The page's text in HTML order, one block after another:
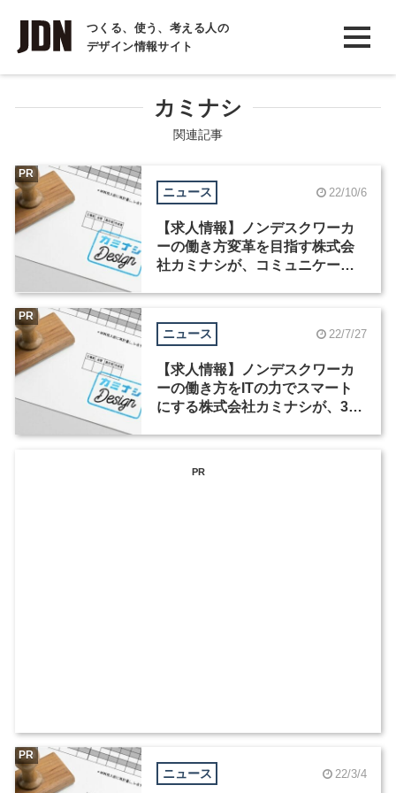
つくる、使う、考える人の
デザイン情報サイト
INTERVIEW
インタビュー
COLUMN
コラム
カミナシ
関連記事
ニュース 22/10/6
【求人情報】ノンデスクワーカ
ーの働き方変革を目指す株式会
社カミナシが、コミュニケーシ
PR
ニュース 22/7/27
【求人情報】ノンデスクワーカ
ーの働き方をITの力でスマート
にする株式会社カミナシが、3職
PR
PR
ニュース 22/3/4
PR